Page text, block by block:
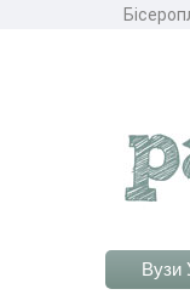
Вузи